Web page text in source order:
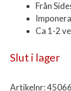
Från
Ca 1-2
Slut i lager
Artikelnr:45066